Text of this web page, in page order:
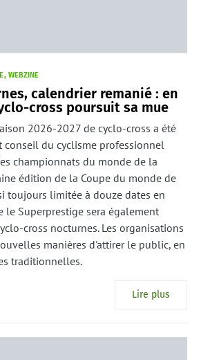
WEBZINE
calendrier remanié : en
cross poursuit sa mue
2026-2027 de cyclo-cross a été
du cyclisme professionnel
championnats du monde de la
édition de la Coupe du monde de
toujours limitée à douze dates en
le Superprestige sera également
cross nocturnes. Les organisations
manières d'attirer le public, en
traditionnelles.
Lire plus